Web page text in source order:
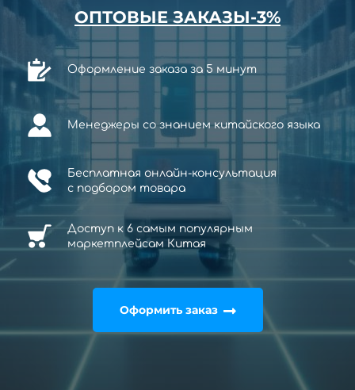
ОПТОВЫЕ ЗАКАЗЫ-3%
Оформление заказа за 5 минут
Менеджеры со знанием китайского языка
Бесплатная онлайн-консультация
с подбором товара
Доступ к 6 самым популярным
маркетплейсам Китая
Оформить заказ